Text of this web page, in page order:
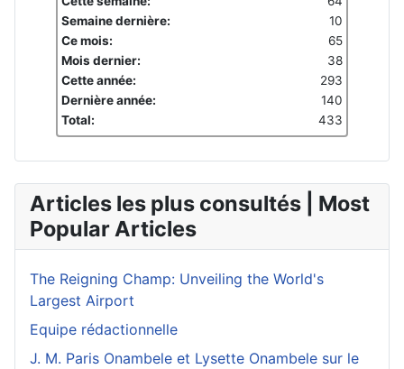
Semaine dernière:
10
Ce mois:
65
Mois dernier:
38
Cette année:
293
Dernière année:
140
Total:
433
Articles les plus consultés | Most
Popular Articles
The Reigning Champ: Unveiling the World's
Largest Airport
Equipe rédactionnelle
J. M. Paris Onambele et Lysette Onambele sur le